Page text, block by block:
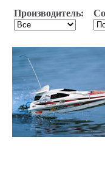
Производитель: